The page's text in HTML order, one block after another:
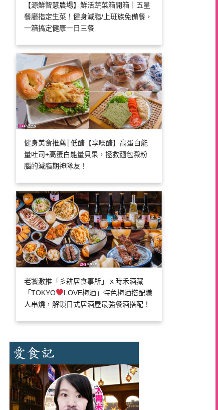
【源鮮智慧農場】鮮活蔬菜箱開箱｜五星
餐廳指定生菜！健身減脂/上班族免備餐，
一箱搞定健康一日三餐
健身美食推薦│低醣【享喫醣】高蛋白能
量吐司+高蛋白能量貝果，拯救麵包澱粉
腦的減脂期神隊友！
老饕激推「彡耕居食事所」ｘ時禾酒藏
「TOKYO
LOVE梅酒」特色梅酒搭配職
人串燒，解鎖日式居酒屋最強餐酒搭配！